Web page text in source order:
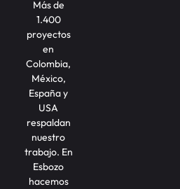
Más de
1.400
proyectos
en
Colombia,
México,
España y
USA
respaldan
nuestro
trabajo. En
Esbozo
hacemos